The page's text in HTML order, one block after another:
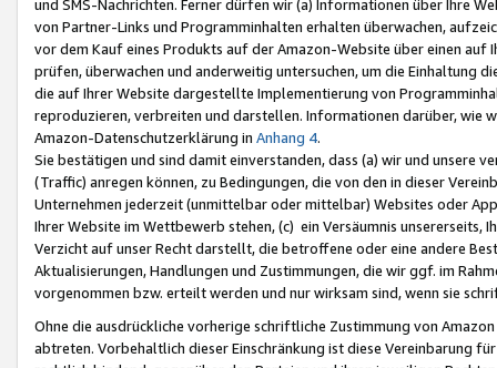
und SMS-Nachrichten. Ferner dürfen wir (a) Informationen über Ihre
von Partner-Links und Programminhalten erhalten überwachen,
vor dem Kauf eines Produkts auf der Amazon-Website über einen
prüfen, überwachen und anderweitig untersuchen, um die Einhaltung
die auf Ihrer Website dargestellte Implementierung von
reproduzieren, verbreiten und darstellen. Informationen darüber, wie
Amazon-Datenschutzerklärung in Anhang 4.
Sie bestätigen und sind damit einverstanden, dass (a) wir und
(Traffic) anregen können, zu Bedingungen, die von den in dieser
Unternehmen jederzeit (unmittelbar oder mittelbar) Websites oder
Ihrer Website im Wettbewerb stehen, (c) ein Versäumnis unsererseits,
Verzicht auf unser Recht darstellt, die betroffene oder eine andere
Aktualisierungen, Handlungen und Zustimmungen, die wir ggf. im
vorgenommen bzw. erteilt werden und nur wirksam sind, wenn sie
Ohne die ausdrückliche vorherige schriftliche Zustimmung von
abtreten. Vorbehaltlich dieser Einschränkung ist diese Vereinbarung